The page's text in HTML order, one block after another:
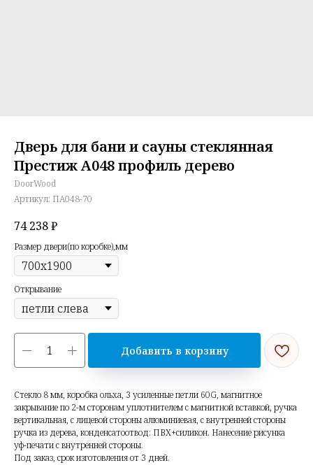
Дверь для бани и сауны стеклянная
Престиж А048 профиль дерево
DoorWood
Артикул: ПА048-70
74 238₽
Размер двери(по коробке),мм
Открывание
Добавить в корзину
Стекло 8 мм, коробка ольха, 3 усиленные петли 60G, магнитное
закрывание по 2-м сторонам уплотнителем с магнитной вставкой, ручка
вертикальная, с лицевой стороны алюминиевая, с внутренней стороны
ручка из дерева, конденсатоотвод: ПВХ+силикон. Нанесение рисунка
уф-печати с внутренней стороны.
Под заказ, срок изготовления от 3 дней.